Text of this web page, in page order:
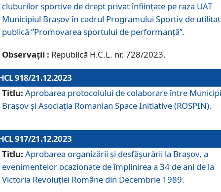
cluburilor sportive de drept privat înființate pe raza UAT
Municipiul Brașov în cadrul Programului Sportiv de
publică ”Promovarea sportului de performanță”.
Observații : Republică H.C.L. nr. 728/2023.
918/21.12.2023
Titlu: Aprobarea protocolului de colaborare între
Brașov și Asociația Romanian Space Initiative (ROSPIN).
917/21.12.2023
Titlu: Aprobarea organizării şi desfăşurării la Braşov, a
evenimentelor ocazionate de împlinirea a 34 de ani de la
Victoria Revoluţiei Române din Decembrie 1989.